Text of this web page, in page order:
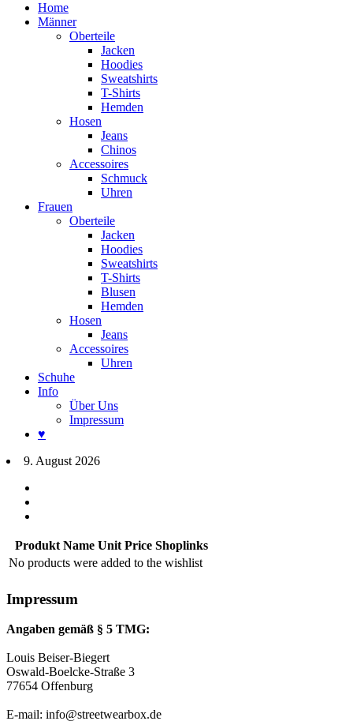
Home
Männer
Oberteile
Jacken
Hoodies
Sweatshirts
T-Shirts
Hemden
Hosen
Jeans
Chinos
Accessoires
Schmuck
Uhren
Frauen
Oberteile
Jacken
Hoodies
Sweatshirts
T-Shirts
Blusen
Hemden
Hosen
Jeans
Accessoires
Uhren
Schuhe
Info
Über Uns
Impressum
♥
9. August 2026
Produkt Name Unit Price Shoplinks
No products were added to the wishlist
Impressum
Angaben gemäß § 5 TMG:
Louis Beiser-Biegert
Oswald-Boelcke-Straße 3
77654 Offenburg
E-mail: info@streetwearbox.de